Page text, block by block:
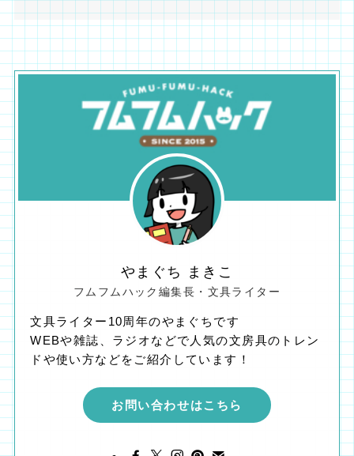
やまぐち まきこ
フムフムハック編集長・文具ライター
文具ライター10周年のやまぐちです
WEBや雑誌、ラジオなどで人気の文房具のトレン
ドや使い方などをご紹介しています！
お問い合わせはこちら